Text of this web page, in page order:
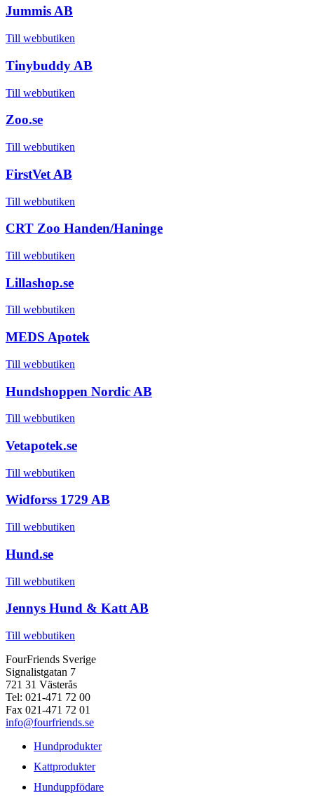
Jummis AB
Till webbutiken
Tinybuddy AB
Till webbutiken
Zoo.se
Till webbutiken
FirstVet AB
Till webbutiken
CRT Zoo Handen/Haninge
Till webbutiken
Lillashop.se
Till webbutiken
MEDS Apotek
Till webbutiken
Hundshoppen Nordic AB
Till webbutiken
Vetapotek.se
Till webbutiken
Widforss 1729 AB
Till webbutiken
Hund.se
Till webbutiken
Jennys Hund & Katt AB
Till webbutiken
FourFriends Sverige
Signalistgatan 7
721 31 Västerås
Tel: 021-471 72 00
Fax 021-471 72 01
info@fourfriends.se
Hundprodukter
Kattprodukter
Hunduppfödare